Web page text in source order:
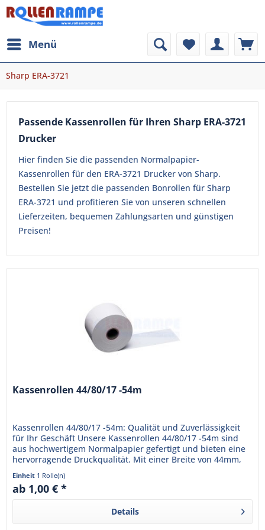
Menü
Sharp ERA-3721
Passende Kassenrollen für Ihren Sharp ERA-3721
Drucker
Hier finden Sie die passenden Normalpapier-
Kassenrollen für den ERA-3721 Drucker von Sharp.
Bestellen Sie jetzt die passenden Bonrollen für Sharp
ERA-3721 und profitieren Sie von unseren schnellen
Lieferzeiten, bequemen Zahlungsarten und günstigen
Preisen!
Kassenrollen 44/80/17 -54m
Kassenrollen 44/80/17 -54m: Qualität und Zuverlässigkeit
für Ihr Geschäft Unsere Kassenrollen 44/80/17 -54m sind
aus hochwertigem Normalpapier gefertigt und bieten eine
hervorragende Druckqualität. Mit einer Breite von 44mm,
einem...
Einheit 1 Rolle(n)
ab 1,00 € *
Details